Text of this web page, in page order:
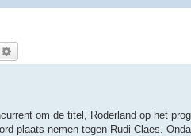
om de titel, Roderland op het
plaats nemen tegen Rudi Claes.